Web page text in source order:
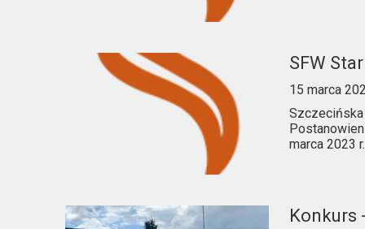
SFW
15 marca
Szczecińska
marca 2023
Konkurs